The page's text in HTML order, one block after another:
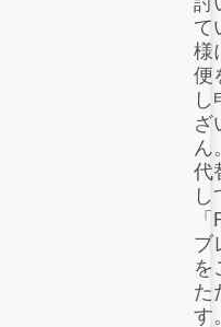
て
様
便
し
ざ
ん
代
し
ブ
を
た
す